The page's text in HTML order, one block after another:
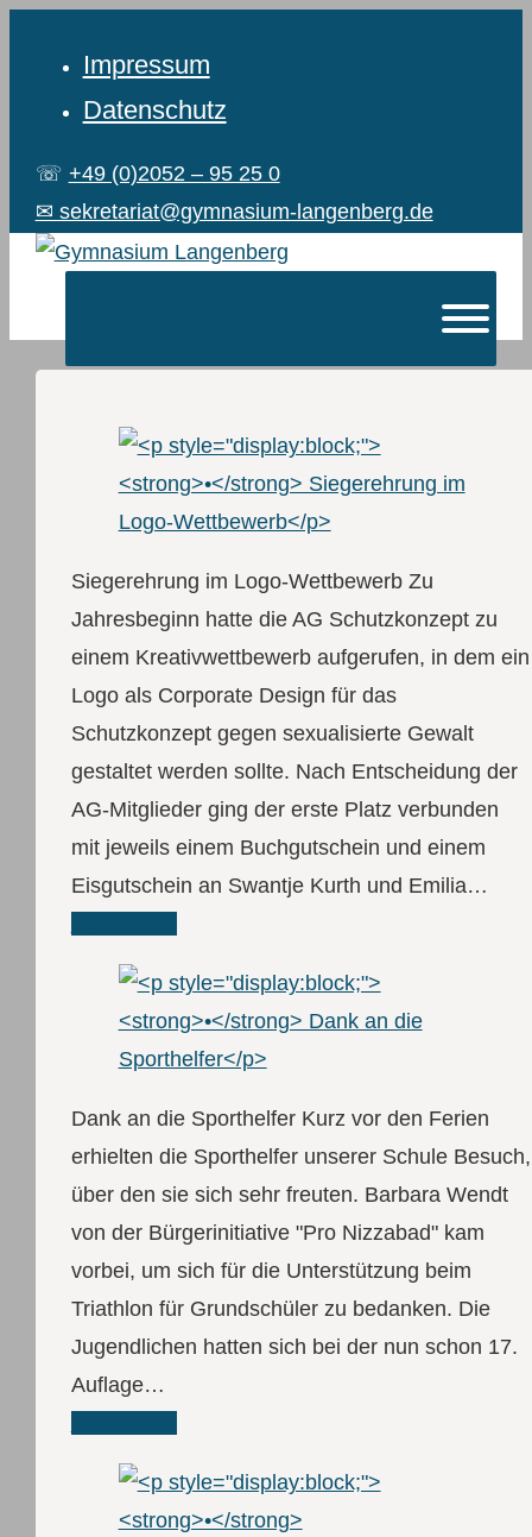
Impressum
Datenschutz
☏ +49 (0)2052 – 95 25 0
✉ sekretariat@gymnasium-langenberg.de
Siegerehrung im Logo-Wettbewerb Zu
Jahresbeginn hatte die AG Schutzkonzept zu
einem Kreativwettbewerb aufgerufen, in dem ein
Logo als Corporate Design für das
Schutzkonzept gegen sexualisierte Gewalt
gestaltet werden sollte. Nach Entscheidung der
AG-Mitglieder ging der erste Platz verbunden
mit jeweils einem Buchgutschein und einem
Eisgutschein an Swantje Kurth und Emilia…
Dank an die Sporthelfer Kurz vor den Ferien
erhielten die Sporthelfer unserer Schule Besuch,
über den sie sich sehr freuten. Barbara Wendt
von der Bürgerinitiative "Pro Nizzabad" kam
vorbei, um sich für die Unterstützung beim
Triathlon für Grundschüler zu bedanken. Die
Jugendlichen hatten sich bei der nun schon 17.
Auflage…